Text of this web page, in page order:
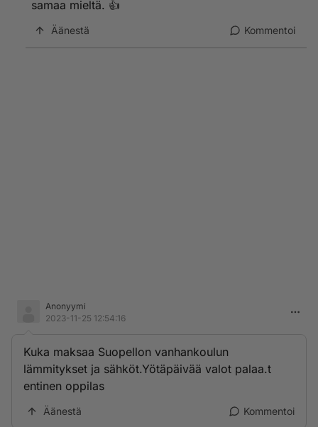
samaa mieltä. 👍
Äänestä Kommentoi
Anonyymi
2023-11-25 12:54:16
Kuka maksaa Suopellon vanhankoulun
lämmitykset ja sähköt.Yötäpäivää valot palaa.t
entinen oppilas
Äänestä Kommentoi